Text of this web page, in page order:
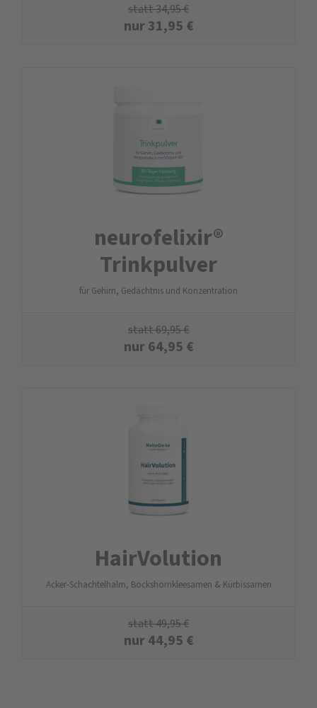
statt34,95€
nur31,95 €
neurofelixir®
Trinkpulver
für Gehirn, Gedächtnis und Konzentration
statt69,95€
nur64,95 €
HairVolution
Acker-Schachtelhalm, Bockshornkleesamen & Kürbissamen
statt49,95€
nur44,95 €